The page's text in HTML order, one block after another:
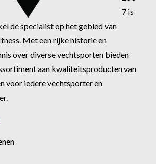
7 is
dé specialist op het gebied van
Met een rijke historie en
over diverse vechtsporten bieden
aan kwaliteitsproducten van
voor iedere vechtsporter en